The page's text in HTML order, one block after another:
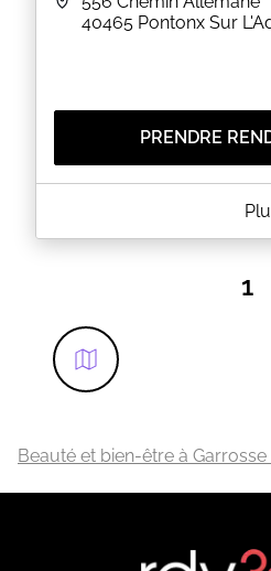
40465 Pontonx Sur
PRENDRE
A PROPOS DE LALANNE
Règlement par chèque,
1
Beauté et bien-être à Garrosse